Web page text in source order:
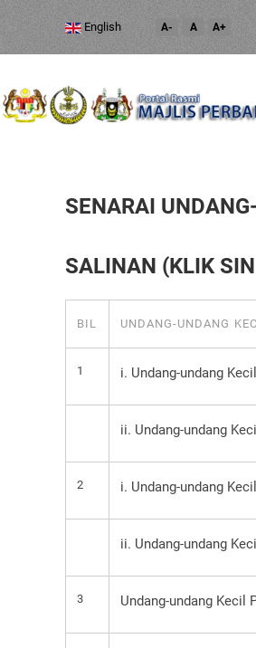
English A- A A+
SENARAI
SALINAN (KLIK
BIL UNDANG-UNDANG
1 i. Undang-undang
ii. Undang-undang
2 i. Undang-undang
ii. Undang-undang
3 Undang-undang Kecil